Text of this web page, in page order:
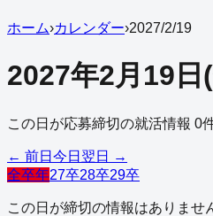
ホーム›カレンダー›2027/2/19
2027年2月 19 日 (
この日が応募締切の就活情報 0
← 前日 今日 翌日 →
全卒年27卒28卒29卒
この日が締切の情報はありませ